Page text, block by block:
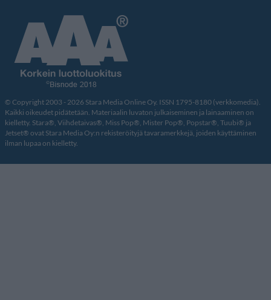
© Copyright 2003 - 2026 Stara Media Online Oy. ISSN 1795-8180 (verkkomedia).
Kaikki oikeudet pidätetään. Materiaalin luvaton julkaiseminen ja lainaaminen on
kielletty. Stara®, Viihdetaivas®, Miss Pop®, Mister Pop®, Popstar®, Tuubi® ja
Jetset® ovat Stara Media Oy:n rekisteröityjä tavaramerkkejä, joiden käyttäminen
ilman lupaa on kielletty.